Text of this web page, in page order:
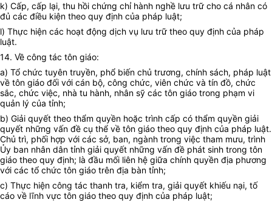
k) Cấp, cấp lại, thu hồi chứng chỉ hành nghề lưu trữ cho cá nhân có
đủ các điều kiện theo quy định của pháp luật;
l) Thực hiện các hoạt động dịch vụ lưu trữ theo quy định của pháp
luật.
14. Về công tác tôn giáo:
a) Tổ chức tuyên truyền, phổ biến chủ trương, chính sách, pháp luật
về tôn giáo đối với cán bộ, công chức, viên chức và tín đồ, chức
sắc, chức việc, nhà tu hành, nhân sỹ các tôn giáo trong phạm vi
quản lý của tỉnh;
b) Giải quyết theo thẩm quyền hoặc trình cấp có thẩm quyền giải
quyết những vấn đề cụ thể về tôn giáo theo quy định của pháp luật.
Chủ trì, phối hợp với các sở, ban, ngành trong việc tham mưu, trình
Ủy ban nhân dân tỉnh giải quyết những vấn đề phát sinh trong tôn
giáo theo quy định; là đầu mối liên hệ giữa chính quyền địa phương
với các tổ chức tôn giáo trên địa bàn tỉnh;
c) Thực hiện công tác thanh tra, kiểm tra, giải quyết khiếu nại, tố
cáo về lĩnh vực tôn giáo theo quy định của pháp luật;